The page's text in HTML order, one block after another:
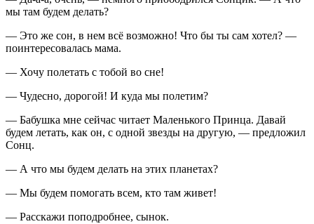
мы там будем делать?
— Это же сон, в нем всё возможно! Что бы ты сам хотел? —
поинтересовалась мама.
— Хочу полетать с тобой во сне!
— Чудесно, дорогой! И куда мы полетим?
— Бабушка мне сейчас читает Маленького Принца. Давай
будем летать, как он, с одной звезды на другую, — предложил
Сонц.
— А что мы будем делать на этих планетах?
— Мы будем помогать всем, кто там живет!
— Расскажи поподробнее, сынок.